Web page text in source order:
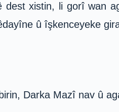
xistin, li gorî wan
û îşkenceyeke
Darka Mazî nav û